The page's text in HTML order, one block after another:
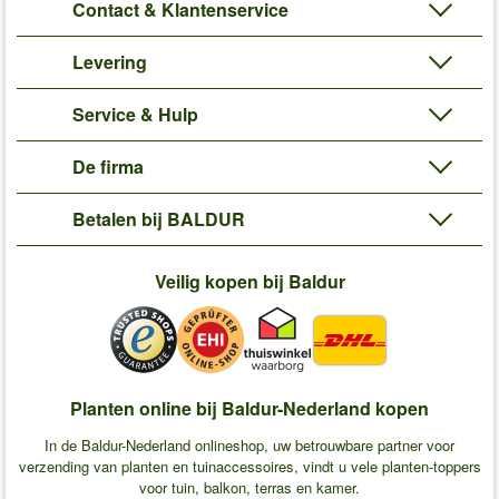
Contact & Klantenservice
Levering
Service & Hulp
De firma
Betalen bij BALDUR
Veilig kopen bij Baldur
Planten online bij Baldur-Nederland kopen
In de Baldur-Nederland onlineshop, uw betrouwbare partner voor
verzending van planten en tuinaccessoires, vindt u vele planten-toppers
voor tuin, balkon, terras en kamer.